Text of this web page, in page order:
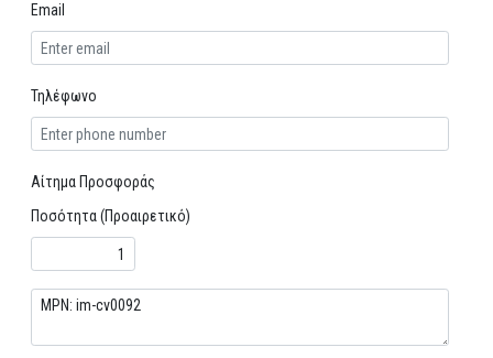
Email
Τηλέφωνο
Αίτημα Προσφοράς
Ποσότητα (Προαιρετικό)